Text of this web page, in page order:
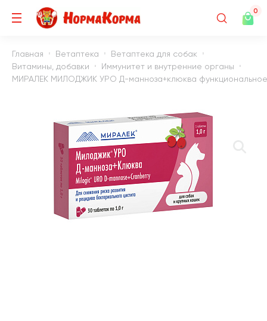
0
Главная Ветаптека
Ветаптека для собак
Витамины, добавки
Иммунитет и внутренние органы
МИРАЛЕК МИЛОДЖИК УРО Д-манноза+клюква функциональное